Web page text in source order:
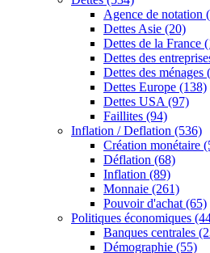
Agence de notation
Dettes Asie (20)
Dettes de la France
Dettes des
Dettes des ménages
Dettes Europe (138)
Dettes USA (97)
Faillites (94)
Inflation / Deflation (536)
Création monétaire
Déflation (68)
Inflation (89)
Monnaie (261)
Pouvoir d'achat (65)
Politiques économiques
Banques centrales
Démographie (55)